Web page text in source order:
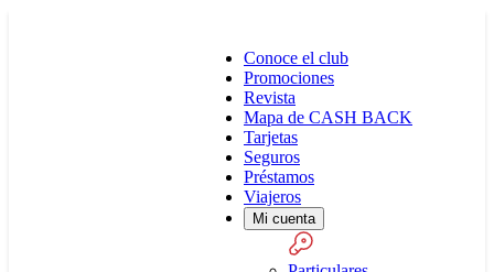
Conoce el club
Promociones
Revista
Mapa de CASH BACK
Tarjetas
Seguros
Préstamos
Viajeros
Mi cuenta